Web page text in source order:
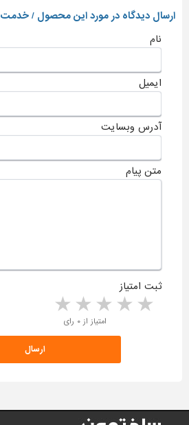
ارسال دیدگاه در مورد این محصول / خدمت
نام
ایمیل
آدرس وبسایت
متن پیام
ثبت امتیاز
4 stars 3 stars 2 stars 1 star امتیاز از ۰ رای